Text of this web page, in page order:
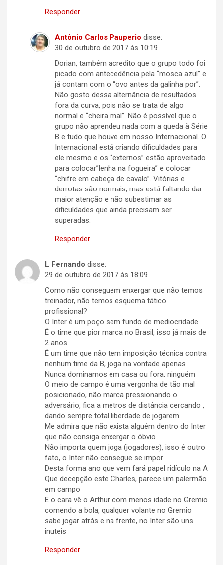
Responder
Antônio Carlos Pauperio disse:
30 de outubro de 2017 às 10:19
Dorian, também acredito que o grupo todo foi
picado com antecedência pela “mosca azul” e
já contam com o “ovo antes da galinha por”.
Não gosto dessa alternância de resultados
fora da curva, pois não se trata de algo
normal e “cheira mal”. Não é possível que o
grupo não aprendeu nada com a queda à Série
B e tudo que houve em nosso Internacional. O
Internacional está criando dificuldades para
ele mesmo e os “externos” estão aproveitado
para colocar”lenha na fogueira” e colocar
“chifre em cabeça de cavalo”. Vitórias e
derrotas são normais, mas está faltando dar
maior atenção e não subestimar as
dificuldades que ainda precisam ser
superadas.
Responder
L Fernando disse:
29 de outubro de 2017 às 18:09
Como não conseguem enxergar que não temos
treinador, não temos esquema tático
profissional?
O Inter é um poço sem fundo de mediocridade
É o time que pior marca no Brasil, isso já mais de
2 anos
É um time que não tem imposição técnica contra
nenhum time da B, joga na vontade apenas
Nunca dominamos em casa ou fora, ninguém
O meio de campo é uma vergonha de tão mal
posicionado, não marca pressionando o
adversário, fica a metros de distância cercando ,
dando sempre total liberdade de jogarem
Me admira que não exista alguém dentro do Inter
que não consiga enxergar o óbvio
Não importa quem joga (jogadores), isso é outro
fato, o Inter não consegue se impor
Desta forma ano que vem fará papel ridículo na A
Que decepção este Charles, parece um palermão
em campo
E o cara vê o Arthur com menos idade no Gremio
comendo a bola, qualquer volante no Gremio
sabe jogar atrás e na frente, no Inter são uns
inuteis
Responder